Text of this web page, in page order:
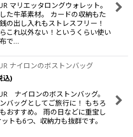
マリエッタロングウォレット。
た牛革素材。 カードの収納もた
の出し入れもストレスフリー！
これ以外ない！というくらい使い
で…
ナイロンのボストンバッグ
込)
ナイロンのボストンバッグ。
バッグとしてご旅行に！ もちろ
おすすめ。 雨の日などに重宝し
トも6つ、収納力も抜群です。